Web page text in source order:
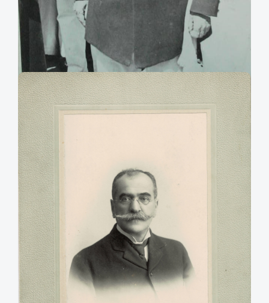
José Alberto Bravo Vizcaya
Retrato de José Alberto Bravo Vizcaya, ingeniero en minas, político y
bombero. Fue diputado suplente por Antofagasta (1888 - 1891) e intendente
de Santiago y Valparaíso. Superintendente de la Quinta Compañía de
Bomberos de Santiago, "Bomba Arturo Prat".
Agradecimientos: Felipe Briceño.